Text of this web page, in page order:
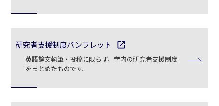
研究者支援制度パンフレット open_in_new
英語論文執筆・投稿に限らず、学内の研究者支援制度
をまとめたものです。